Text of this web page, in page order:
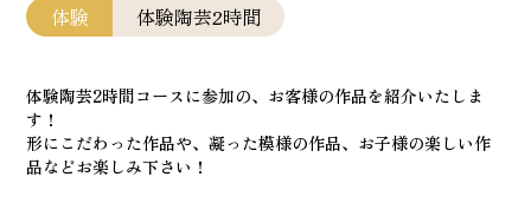
体験 体験陶芸2時間
体験陶芸2時間コースに参加の、お客様の作品を紹介いたしま
す！
形にこだわった作品や、凝った模様の作品、お子様の楽しい作
品などお楽しみ下さい！